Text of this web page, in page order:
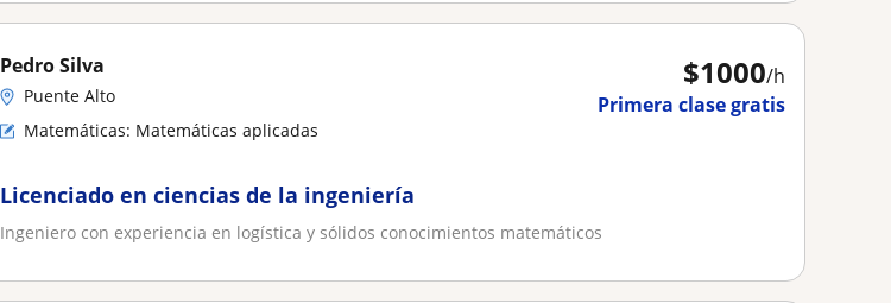
$1000/h
Primera clase gratis
Pedro Silva
Puente Alto
Matemáticas: Matemáticas aplicadas
Licenciado en ciencias de la ingeniería
Ingeniero con experiencia en logística y sólidos conocimientos matemáticos